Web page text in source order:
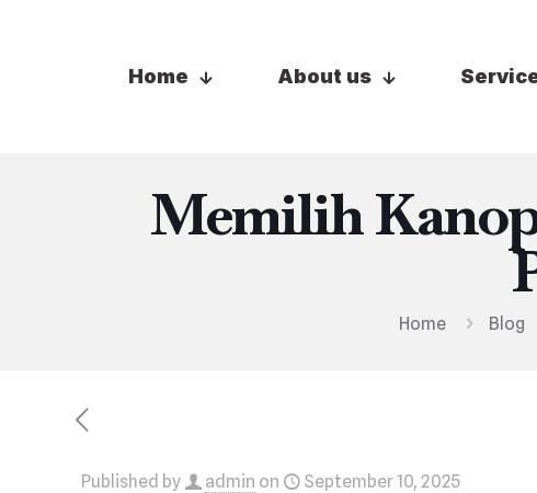
Home About us
Memilih
Home Blog
Published by admin on September 10, 2025